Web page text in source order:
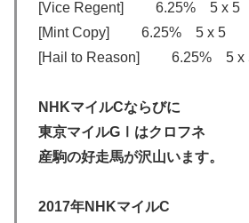
[Vice Regent] 6.25% 5 x 5
[Mint Copy] 6.25% 5 x 5
[Hail to Reason] 6.25% 5 x
NHKマイルCならびに
東京マイルGⅠはクロフネ
産駒の好走馬が沢山います。
2017年NHKマイルC